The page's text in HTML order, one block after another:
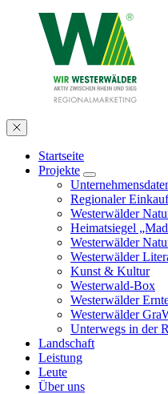
Startseite
Projekte
Regionaler
Westerwälder
Heimatsiegel
Westerwälder
Westerwälder
Kunst & Kultur
Westerwald-Box
Westerwälder
Westerwälder
Unterwegs in der
Landschaft
Leistung
Leute
Über uns